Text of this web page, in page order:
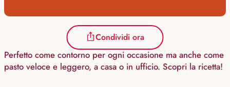
Condividi ora
Perfetto come contorno per ogni occasione ma anche come
pasto veloce e leggero, a casa o in ufficio. Scopri la ricetta!